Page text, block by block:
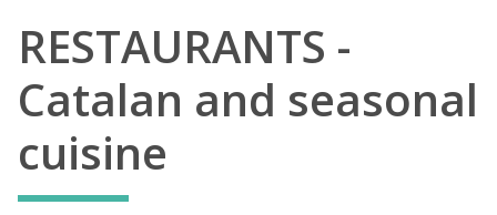
RESTAURANTS -
Catalan and seasonal
cuisine